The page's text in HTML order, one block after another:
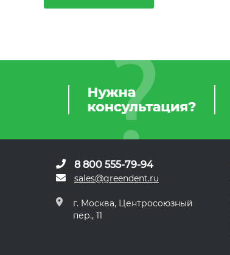
8 800 555-79-94
sales@greendent.ru
г. Москва, Центросоюзный
пер., 11